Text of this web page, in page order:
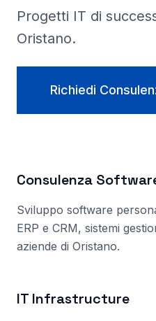
Progetti IT di
Oristano.
Richiedi
Consulenza
Sviluppo software
ERP e CRM, sistemi
aziende di Oristano.
IT Infrastructure